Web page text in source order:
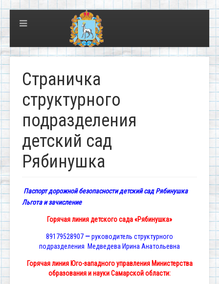
Страничка
структурного
подразделения
детский сад
Рябинушка
Паспорт дорожной безопасности детский сад Рябинушка
Льгота и зачисление
Горячая линия детского сада «Рябинушка»
89179528907 —руководитель структурного
подразделения Медведева Ирина Анатольевна
Горячая линия Юго-западного управления Министерства
образования и науки Самарской области: